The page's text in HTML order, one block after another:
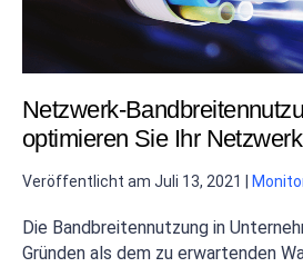
Netzwerk-
optimieren Sie Ihr Netzwerk
Veröffentlicht am Juli 13, 2021
Die Bandbreitennutzung in
Gründen als dem zu erwartenden